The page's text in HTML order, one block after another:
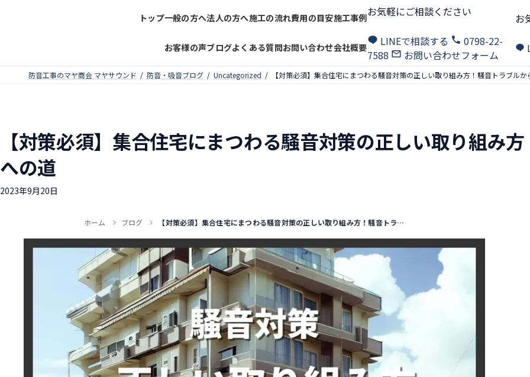
トップ一般の方へ法人の方へ施工の流れ費用の目安施工事例
お客様の声ブログよくある質問お問い合わせ会社概要
お気軽にご相談ください
LINEで相談する
0798-22-
7588
お問い合わせフォーム
お
防音工事のマヤ商会 マヤサウンド 防音・吸音ブログ Uncategorized 【対策必須】集合住宅にまつわる騒音対策の正しい取り組み方！騒音トラブル
【対策必須】集合住宅にまつわる騒音対策の正しい取り組み
への道
2023年9月20日
ホーム ブログ 【対策必須】集合住宅にまつわる騒音対策の正しい取り組み方！騒音トラブルから快適な生活への道